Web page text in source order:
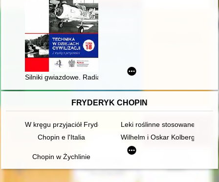
Silniki gwiazdowe. Radial engines
FRYDERYK CHOPIN
W kręgu przyjaciół Fryderyka Chopina - doktor Jan
Leki roślinne stosowane w
Chopin e l'Italia
Wilhelm i Oskar Kolbergowie -
Chopin w Żychlinie